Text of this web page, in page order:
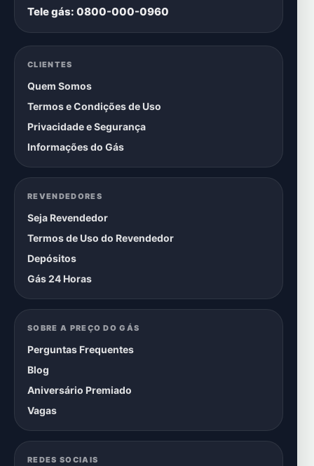
Tele gás: 0800-000-0960
CLIENTES
Quem Somos
Termos e Condições de Uso
Privacidade e Segurança
Informações do Gás
REVENDEDORES
Seja Revendedor
Termos de Uso do Revendedor
Depósitos
Gás 24 Horas
SOBRE A PREÇO DO GÁS
Perguntas Frequentes
Blog
Aniversário Premiado
Vagas
REDES SOCIAIS